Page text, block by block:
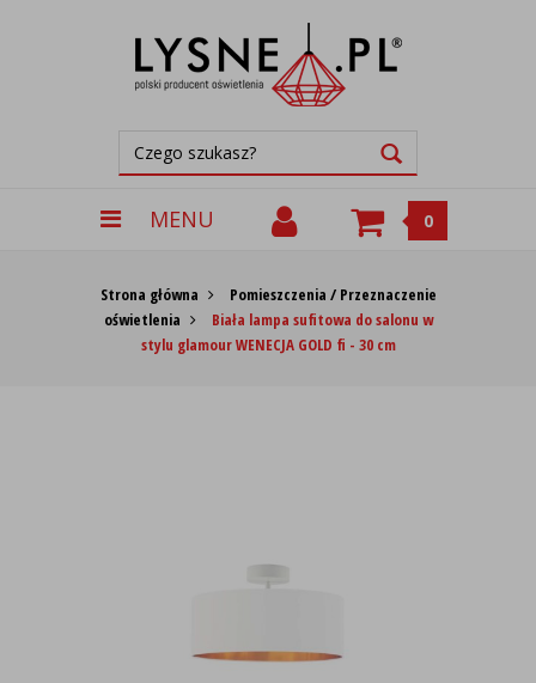
MENU 0
Strona główna
Pomieszczenia / Przeznaczenie
oświetlenia
Biała lampa sufitowa do salonu w
stylu glamour WENECJA GOLD fi - 30 cm